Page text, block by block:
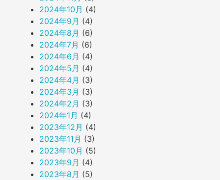
2024年10月 (4)
2024年9月 (4)
2024年8月 (6)
2024年7月 (6)
2024年6月 (4)
2024年5月 (4)
2024年4月 (3)
2024年3月 (3)
2024年2月 (3)
2024年1月 (4)
2023年12月 (4)
2023年11月 (3)
2023年10月 (5)
2023年9月 (4)
2023年8月 (5)